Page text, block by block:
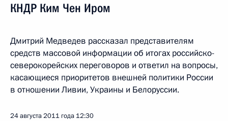
КНДР Ким Чен Иром
Дмитрий Медведев рассказал представителям
средств массовой информации об итогах российско-
северокорейских переговоров и ответил на вопросы,
касающиеся приоритетов внешней политики России
в отношении Ливии, Украины и Белоруссии.
24 августа 2011 года 12:30